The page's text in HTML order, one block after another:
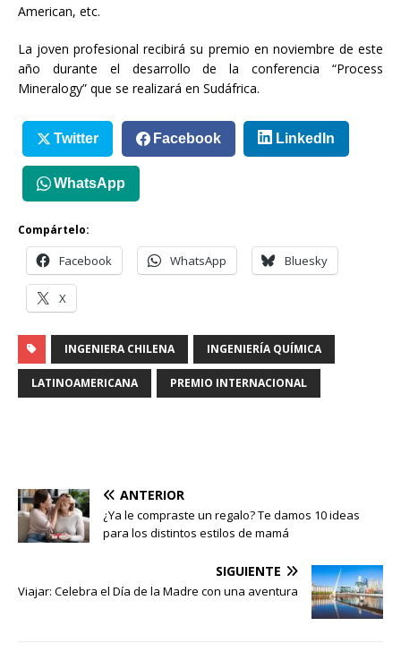
American, etc.
La joven profesional recibirá su premio en noviembre de este
año durante el desarrollo de la conferencia “Process
Mineralogy” que se realizará en Sudáfrica.
Twitter Facebook LinkedIn
WhatsApp
Compártelo:
Facebook WhatsApp Bluesky
X
INGENIERA CHILENA INGENIERÍA QUÍMICA
LATINOAMERICANA PREMIO INTERNACIONAL
ANTERIOR
¿Ya le compraste un regalo? Te damos 10 ideas
para los distintos estilos de mamá
SIGUIENTE
Viajar: Celebra el Día de la Madre con una aventura